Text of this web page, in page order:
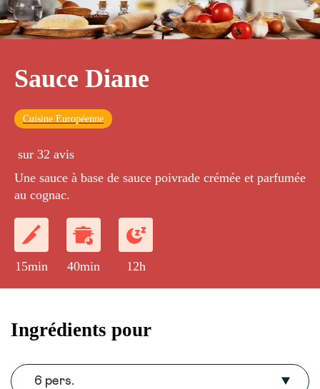
Sauce Diane
Cuisine Européenne
sur 32 avis
Une sauce à base de sauce poivrade crémée et parfumée
au cognac.
15min 40min 12h
Ingrédients pour
6 pers.